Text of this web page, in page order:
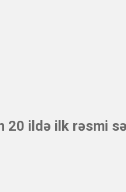
20 ildə ilk rəsmi